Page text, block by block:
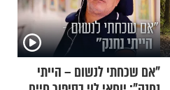
"אם שכחתי לנשום – הייתי